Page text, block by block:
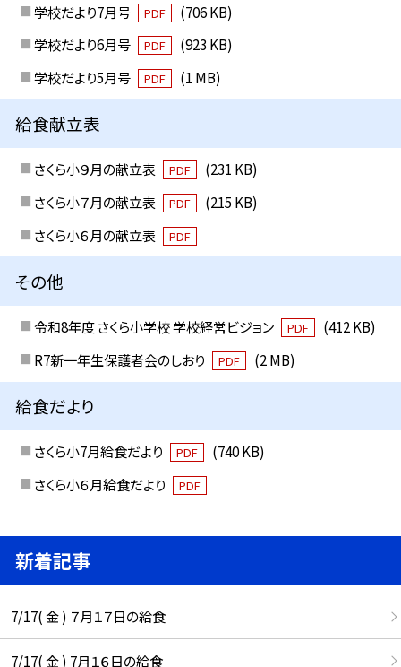
学校だより7月号 PDF
(706 KB)
学校だより6月号
PDF
(923 KB)
学校だより5月号
PDF (1 MB)
給食献立表
さくら小９月の献立表 PDF
(231 KB)
さくら小７月の献立表
PDF
(215 KB)
さくら小６月の献立表
PDF
その他
令和8年度 さくら小学校 学校経営ビジョン PDF
(412 KB)
R7新一年生保護者会のしおり
PDF (2 MB)
給食だより
さくら小7月給食だより PDF
(740 KB)
さくら小６月給食だより
PDF
新着記事
7/17( 金 ) ７月１７日の給食
7/17( 金 ) 7月１６日の給食